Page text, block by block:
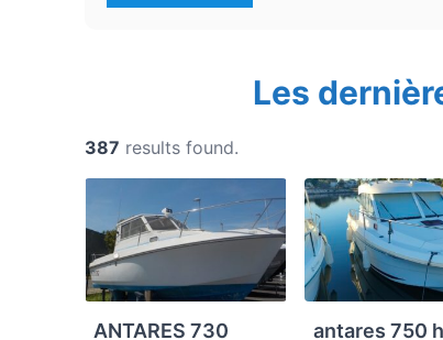
Les
387 results found.
ANTARES 730 antares 750